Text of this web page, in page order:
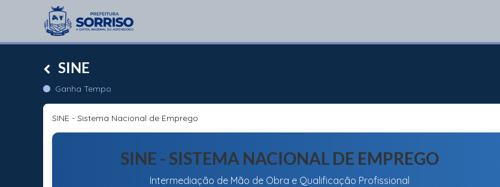
SINE
Ganha Tempo
SINE - Sistema Nacional de Emprego
SINE - SISTEMA NACIONAL DE EMPREGO
Intermediação de Mão de Obra e Qualificação Profissional